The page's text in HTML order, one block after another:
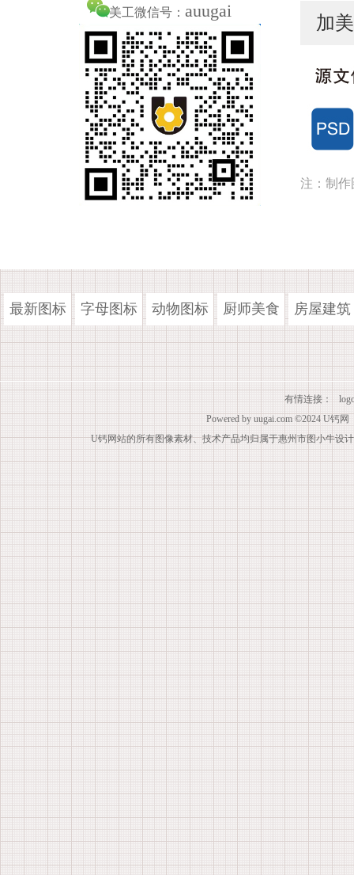
美工微信号： auugai
加
注：制作
最新图标 字母图标 动物图标 厨师美食 房屋建筑
有情连接：
Powered by uugai.com ©2024 U钙网
U钙网站的所有图像素材、技术产品均归属于惠州市图小牛设